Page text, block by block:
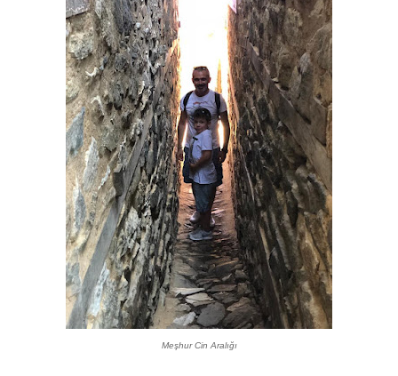
Meşhur Cin Aralığı